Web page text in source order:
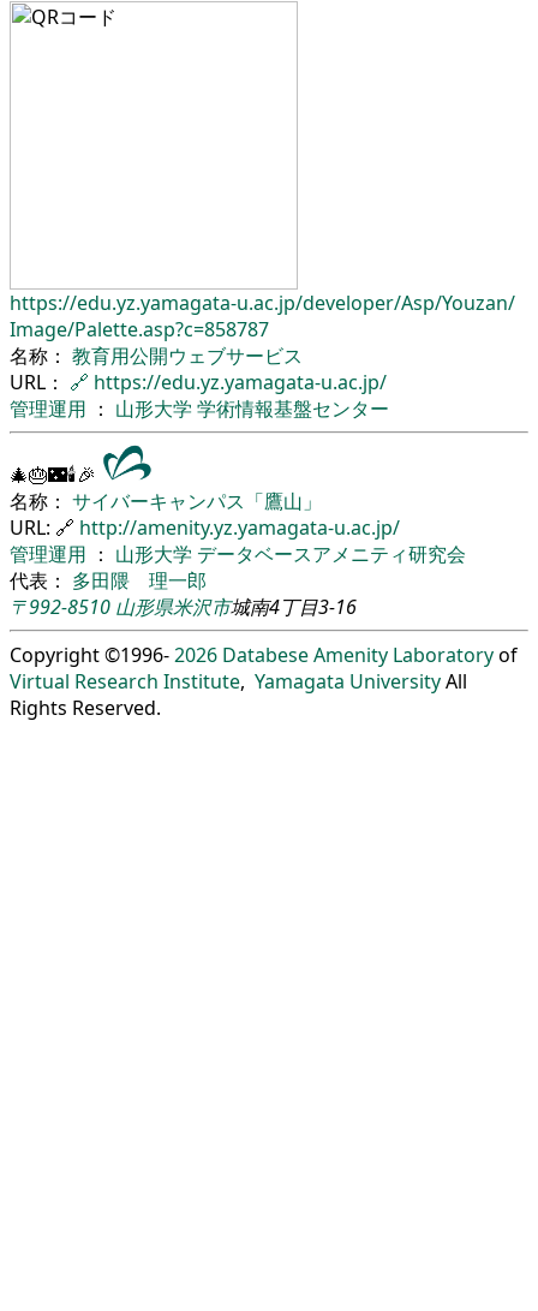
https://edu.yz.yamagata-u.ac.jp/developer/Asp/Youzan/
Image/Palette.asp?c=858787
名称： 教育用公開ウェブサービス
URL： 🔗 https://edu.yz.yamagata-u.ac.jp/
管理運用 ： 山形大学 学術情報基盤センター
🎄🎂🌃🕯🎉
名称： サイバーキャンパス「鷹山」
URL: 🔗 http://amenity.yz.yamagata-u.ac.jp/
管理運用 ： 山形大学 データベースアメニティ研究会
代表： 多田隈 理一郎
〒992-8510 山形県米沢市城南4丁目3-16
Copyright ©1996-2026 Databese Amenity Laboratoryof
Virtual Research Institute, Yamagata UniversityAll
Rights Reserved.